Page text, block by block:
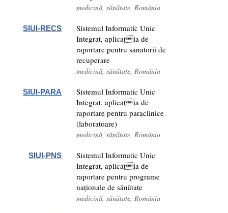
medicină, sănătate, România
SIUI-RECS
Sistemul Informatic Unic
Integrat, aplicația de
raportare pentru sanatorii de
recuperare
medicină, sănătate, România
SIUI-PARA
Sistemul Informatic Unic
Integrat, aplicația de
raportare pentru paraclinice
(laboratoare)
medicină, sănătate, România
SIUI-PNS
Sistemul Informatic Unic
Integrat, aplicația de
raportare pentru programe
naționale de sănătate
medicină, sănătate, România